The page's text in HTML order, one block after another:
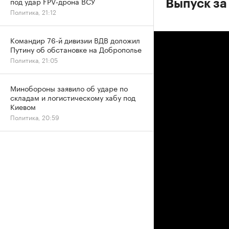
Выпуск
Политика, 21:12
Командир 76-й дивизии ВДВ доложил
Путину об обстановке на Доброполье
Политика, 21:05
Минобороны заявило об ударе по
складам и логистическому хабу под
Киевом
Политика, 20:59